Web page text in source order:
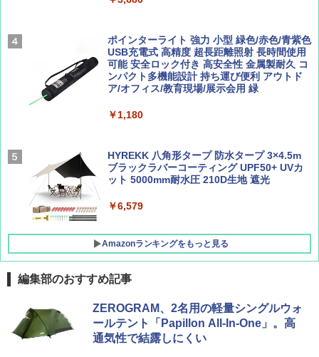
AIRLINE（エアライン）2026年9月号【特
集】ボーイング110周年を祝して！
￥1,760
新しい日本地理 地図・統計・移動から読み
解く (講談社現代新書)
￥1,540
ーティング フルクローズ メッシュ 3-4人用
簡単設置 ポップアップテント エクルベージ
ュ(BC仕様) PATC-150B(EB)
￥9,990
イド ブラックコーティング フルクローズ メ
ッシュ 4人用 簡単設置 ポップアップテント P
ATCW-150B エクルベージュ
￥-
ポインターライト 強力 小型 緑色/赤色/青紫色
USB充電式 高精度 超長距離照射 長時間使用
可能 安全ロック付き 高安全性 金属製耐久 コ
ンパクト多機能設計 持ち運び便利 アウトド
ア/オフィス/教育現場/展示会用 緑
￥1,180
HYREKK 八角形タープ 防水タープ 3×4.5m
ブラックラバーコーティング UPF50+ UVカ
ット 5000mm耐水圧 210D生地 遮光
￥6,579
Amazonランキングをもっと見る
編集部のおすすめ記事
ZEROGRAM、2名用の軽量シングルウォ
ールテント「Papillon All-In-One」。高
通気性で結露しにくい